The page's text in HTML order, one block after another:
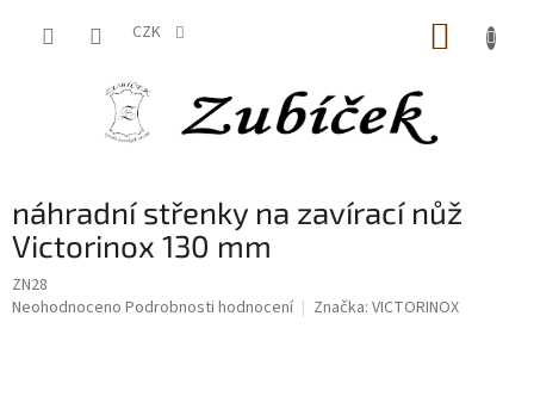
CZK
náhradní střenky na zavírací nůž
Victorinox 130 mm
ZN28
Průměrné
Neohodnoceno Podrobnosti hodnocení Značka: VICTORINOX